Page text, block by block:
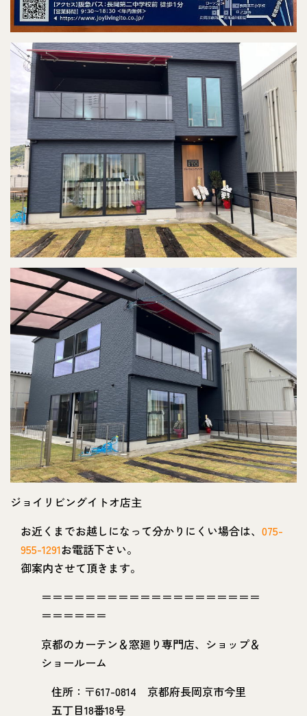
ジョイリビングイトオ店主
お近くまでお越しになって分かりにくい場合は、 075-
955-1291お電話下さい。
御案内させて頂きます。
＝＝＝＝＝＝＝＝＝＝＝＝＝＝＝＝＝＝＝＝
＝＝＝＝＝＝
京都のカーテン＆窓廻り専門店、ショップ＆
ショールーム
住所：〒617-0814 京都府長岡京市今里
五丁目18番18号